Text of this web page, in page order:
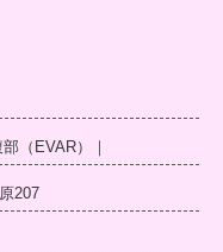
（EVAR）｜
207